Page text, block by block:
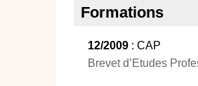
Formations
12/2009 : CAP
Brevet d’Etudes